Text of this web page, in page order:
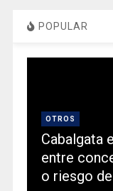
POPULAR
OTROS
Cabalgata
entre
o riesgo